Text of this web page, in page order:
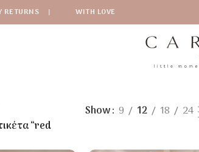
RETURNS | WITH LOVE
“red
Show 9 12 18 24